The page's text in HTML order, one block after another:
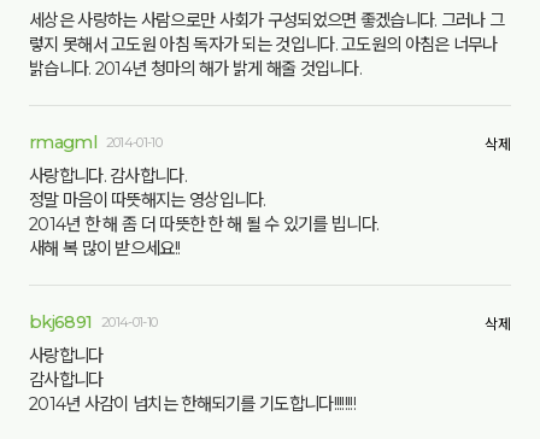
세상은 사랑하는 사람으로만 사회가 구성되었으면 좋겠습니다. 그러나 그
렇지 못해서 고도원 아침 독자가 되는 것입니다. 고도원의 아침은 너무나
밝습니다. 2014년 청마의 해가 밝게 해줄 것입니다.
rmagml 2014-01-10 삭제
사랑합니다. 감사합니다.
정말 마음이 따뜻해지는 영상입니다.
2014년 한 해 좀 더 따뜻한 한 해 될 수 있기를 빕니다.
새해 복 많이 받으세요!!
bkj6891 2014-01-10 삭제
사랑합니다
감사합니다
2014년 사감이 넘치는 한해되기를 기도합니다!!!!!!!!